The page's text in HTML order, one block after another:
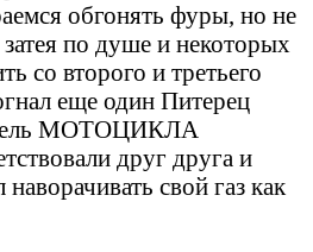
обгонять фуры, но не
по душе и некоторых
со второго и третьего
еще один Питерец
МОТОЦИКЛА
друг друга и
свой газ как